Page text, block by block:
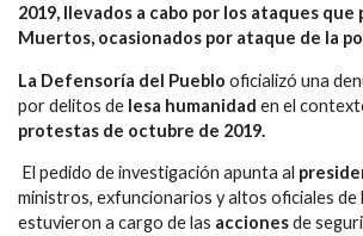
2019, llevados a cabo por los ataques
Muertos, ocasionados por ataque de la
La Defensoría del Pueblo oficializó una
por delitos de lesa humanidad en el
protestas de octubre de 2019.
El pedido de investigación apunta al
ministros, exfuncionarios y altos oficiales de
estuvieron a cargo de las accionesde